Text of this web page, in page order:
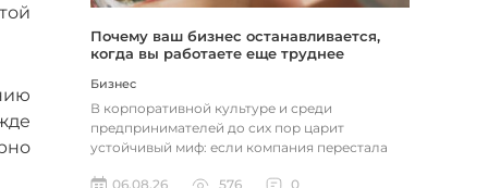
Почему ваш бизнес останавливается,
когда вы работаете еще труднее
Бизнес
В корпоративной культуре и среди
предпринимателей до сих пор царит
устойчивый миф: если компания перестала
06.08.26 576 0